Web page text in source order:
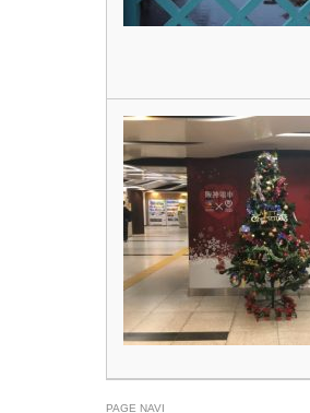
PAGE NAVI